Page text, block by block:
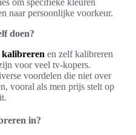
om specifieke kleuren
naar persoonlijke voorkeur.
doen?
kalibreren en zelf kalibreren
voor veel tv-kopers.
voordelen die niet over
vooral als men prijs stelt op
in?